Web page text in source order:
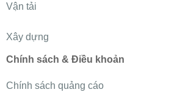
Vận tải
Xây dựng
Chính sách & Điều khoản
Chính sách quảng cáo